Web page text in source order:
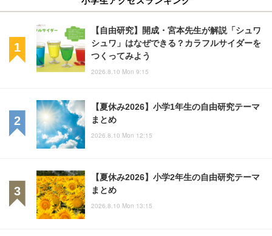
【自由研究】開成・宮本先生が解説「シュワ
シュワ」はなぜできる？カラフルサイダーを
つくってみよう
2026.8.10 Mon 9:15
【夏休み2026】小学1年生の自由研究テーマ
まとめ
2026.8.10 Mon 12:15
【夏休み2026】小学2年生の自由研究テーマ
まとめ
2026.8.10 Mon 13:15